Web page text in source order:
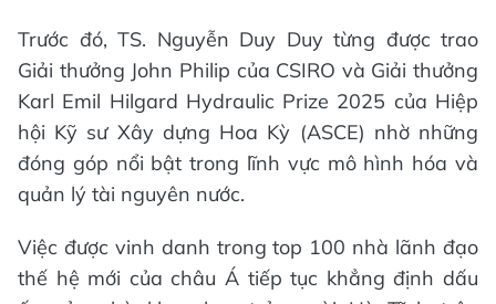
Trước đó, TS. Nguyễn Duy Duy từng được trao
Giải thưởng John Philip của CSIRO và Giải thưởng
Karl Emil Hilgard Hydraulic Prize 2025 của Hiệp
hội Kỹ sư Xây dựng Hoa Kỳ (ASCE) nhờ những
đóng góp nổi bật trong lĩnh vực mô hình hóa và
quản lý tài nguyên nước.
Việc được vinh danh trong top 100 nhà lãnh đạo
thế hệ mới của châu Á tiếp tục khẳng định dấu